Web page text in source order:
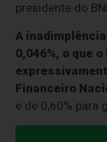
presidente do
A
0,046%, o que
Financeiro
e de 0,60% para